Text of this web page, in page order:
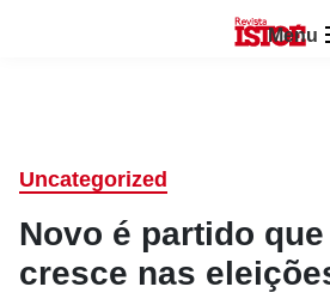
Menu
Uncategorized
Novo é partido
cresce nas